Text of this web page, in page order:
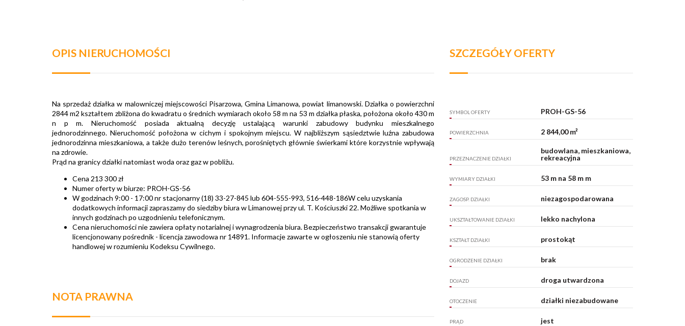
OPIS NIERUCHOMOŚCI
Na sprzedaż działka w malowniczej miejscowości Pisarzowa, Gmina Limanowa, powiat limanowski. Działka o powierzchni
2844 m2 kształtem zbliżona do kwadratu o średnich wymiarach około 58 m na 53 m działka płaska, położona około 430 m
n p m.
Nieruchomość posiada aktualną decyzję ustalającą warunki zabudowy budynku mieszkalnego
jednorodzinnego. Nieruchomość położona w cichym i spokojnym miejscu. W najbliższym sąsiedztwie luźna zabudowa
jednorodzinna mieszkaniowa, a także dużo terenów leśnych, porośniętych głównie świerkami które korzystnie wpływają
na zdrowie.
Prąd na granicy działki natomiast woda oraz gaz w pobliżu.
Cena 213 300 zł
Numer oferty w biurze: PROH-GS-56
W godzinach 9:00 - 17:00 nr stacjonarny (18) 33-27-845 lub 604-555-993, 516-448-186W celu uzyskania
dodatkowych informacji zapraszamy do siedziby biura w Limanowej przy ul. T. Kościuszki 22. Możliwe spotkania w
innych godzinach po uzgodnieniu telefonicznym.
Cena nieruchomości nie zawiera opłaty notarialnej i wynagrodzenia biura. Bezpieczeństwo transakcji gwarantuje
licencjonowany pośrednik - licencja zawodowa nr 14891. Informacje zawarte w ogłoszeniu nie stanowią oferty
handlowej w rozumieniu Kodeksu Cywilnego.
NOTA PRAWNA
SZCZEGÓŁY OFERTY
SYMBOL OFERTY PROH-GS-56
POWIERZCHNIA 2 844,00 m²
PRZEZNACZENIE DZIAŁKI
budowlana, mieszkaniowa,
rekreacyjna
WYMIARY DZIAŁKI 53 m na 58 m m
ZAGOSP. DZIAŁKI niezagospodarowana
UKSZTAŁTOWANIE DZIAŁKI lekko nachylona
KSZTAŁT DZIAŁKI prostokąt
OGRODZENIE DZIAŁKI brak
DOJAZD droga utwardzona
OTOCZENIE działki niezabudowane
PRĄD jest